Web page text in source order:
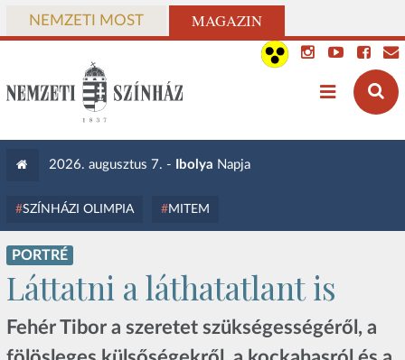
NEMZETI MOST MAGAZIN
2026. augusztus 7. - Ibolya Napja
SZÍNHÁZI OLIMPIA MITEM
PORTRÉ
Láttatni a láthatatlant is
Fehér Tibor a szeretet szükségességéről, a